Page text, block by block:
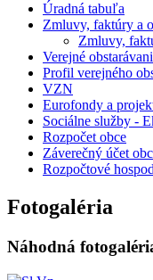
Úradná tabuľa
Zmluvy, faktúry a
Zmluvy,
Verejné
Profil verejného
VZN
Eurofondy a
Sociálne služby -
Rozpočet obce
Záverečný účet
Rozpočtové
Fotogaléria
Náhodná